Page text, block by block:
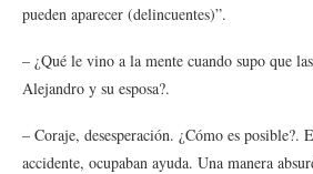
pueden aparecer (delincuentes)”.
– ¿Qué le vino a la mente cuando supo que
Alejandro y su esposa?.
– Coraje, desesperación. ¿Cómo es posible?.
accidente, ocupaban ayuda. Una manera